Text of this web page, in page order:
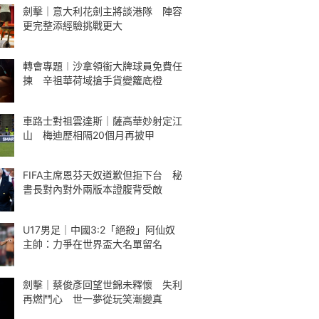
劍擊｜意大利花劍主將談港隊 陣容
更完整添經驗挑戰更大
轉會專題︱沙拿領銜大牌球員免費任
揀 辛祖華荷域搶手貨變籮底橙
車路士對祖雲達斯｜薩高華妙射定江
山 梅迪歷相隔20個月再披甲
FIFA主席恩芬天奴道歉但拒下台 秘
書長對內對外兩版本證腹背受敵
U17男足｜中國3:2「絕殺」阿仙奴
主帥：力爭在世界盃大名單留名
劍擊｜蔡俊彥回望世錦未釋懷 失利
再燃鬥心 世一夢從玩笑漸變真